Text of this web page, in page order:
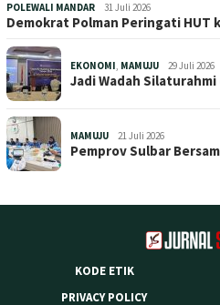
POLEWALI MANDAR 31 Juli 2026
Demokrat Polman Peringati HUT
EKONOMI, MAMUJU 29 Juli 2026
Jadi Wadah
MAMUJU 21 Juli 2026
Pemprov Sulbar
KODE ETIK
PRIVACY POLICY